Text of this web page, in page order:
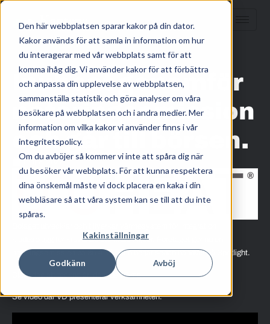
Den här webbplatsen sparar kakor på din dator.
Kakor används för att samla in information om hur
du interagerar med vår webbplats samt för att
komma ihåg dig. Vi använder kakor för att förbättra
och anpassa din upplevelse av webbplatsen,
sammanställa statistik och göra analyser om våra
besökare på webbplatsen och i andra medier. Mer
information om vilka kakor vi använder finns i vår
integritetspolicy.
Om du avböjer så kommer vi inte att spåra dig när
du besöker vår webbplats. För att kunna respektera
dina önskemål måste vi dock placera en kaka i din
webbläsare så att våra system kan se till att du inte
spåras.
Kakinställningar
Godkänn Avböj
HEM/KUNSKAP/
Inuheat genomför
noteringsemission
och går till börsen.
maj 2, 2022
klädesplagg för krävande utomhusmiljöer. Företaget gör nu en
noteringsemission på 36,4 Mkr och börjar sedan handlas på Spotlight.
Sista dag att teckna är idag, den 2 maj.
Se video där VD presenterar verksamheten.